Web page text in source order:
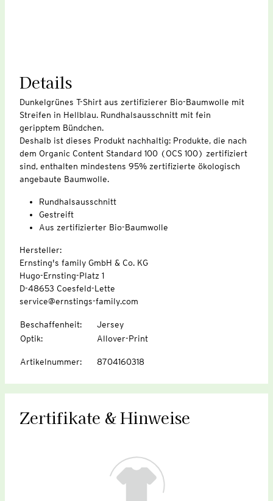
Details
Dunkelgrünes T-Shirt aus zertifizierer Bio-Baumwolle mit
Streifen in Hellblau. Rundhalsausschnitt mit fein
geripptem Bündchen.
Deshalb ist dieses Produkt nachhaltig: Produkte, die nach
dem Organic Content Standard 100 (OCS 100) zertifiziert
sind, enthalten mindestens 95% zertifizierte ökologisch
angebaute Baumwolle.
Rundhalsausschnitt
Gestreift
Aus zertifizierter Bio-Baumwolle
Hersteller:
Ernsting's family GmbH & Co. KG
Hugo-Ernsting-Platz 1
D-48653 Coesfeld-Lette
service@ernstings-family.com
Beschaffenheit:
Jersey
Optik: Allover-Print
Artikelnummer: 8704160318
Zertifikate & Hinweise